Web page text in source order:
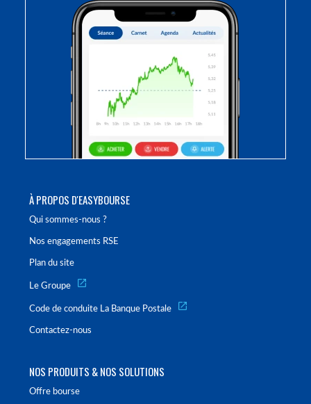
À PROPOS D'EASYBOURSE
Qui sommes-nous ?
Nos engagements RSE
Plan du site
Le Groupe
Code de conduite La Banque Postale
Contactez-nous
NOS PRODUITS & NOS SOLUTIONS
Offre bourse